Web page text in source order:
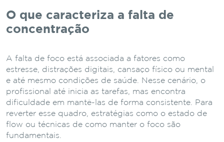
O que caracteriza a falta de
concentração
A falta de foco está associada a fatores como
estresse, distrações digitais, cansaço físico ou mental
e até mesmo condições de saúde. Nesse cenário, o
profissional até inicia as tarefas, mas encontra
dificuldade em mantê-las de forma consistente. Para
reverter esse quadro, estratégias como o estado de
flow ou técnicas de como manter o foco são
fundamentais.